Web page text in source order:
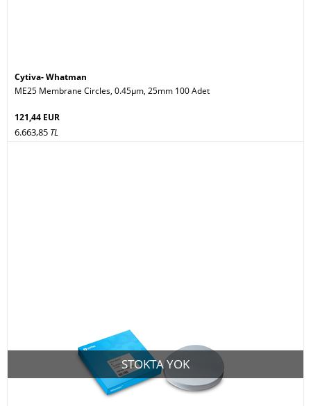
Cytiva- Whatman
ME25 Membrane Circles, 0.45µm, 25mm 100 Adet
121,44 EUR
6.663,85 TL
STOKTA YOK